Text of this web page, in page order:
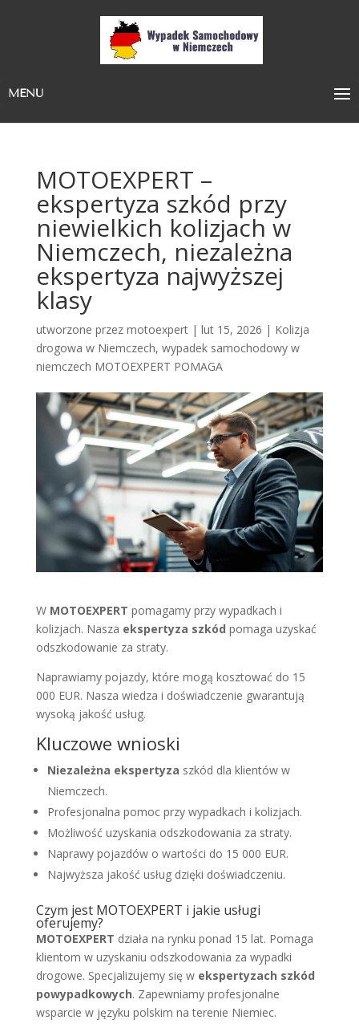
MENU
MOTOEXPERT –
ekspertyza szkód przy
niewielkich kolizjach w
Niemczech, niezależna
ekspertyza najwyższej
klasy
utworzone przez motoexpert| lut 15, 2026 | Kolizja
drogowa w Niemczech, wypadek samochodowy w
niemczech MOTOEXPERT POMAGA
W MOTOEXPERT pomagamy przy wypadkach i
kolizjach. Nasza ekspertyza szkód pomaga uzyskać
odszkodowanie za straty.
Naprawiamy pojazdy, które mogą kosztować do 15
000 EUR. Nasza wiedza i doświadczenie gwarantują
wysoką jakość usług.
Kluczowe wnioski
Niezależna ekspertyza szkód dla klientów w
Niemczech.
Profesjonalna pomoc przy wypadkach i kolizjach.
Możliwość uzyskania odszkodowania za straty.
Naprawy pojazdów o wartości do 15 000 EUR.
Najwyższa jakość usług dzięki doświadczeniu.
Czym jest MOTOEXPERT i jakie usługi
oferujemy?
MOTOEXPERT działa na rynku ponad 15 lat. Pomaga
klientom w uzyskaniu odszkodowania za wypadki
drogowe. Specjalizujemy się w ekspertyzach szkód
powypadkowych. Zapewniamy profesjonalne
wsparcie w języku polskim na terenie Niemiec.